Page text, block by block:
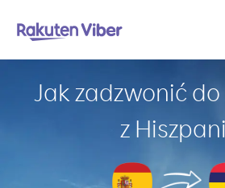
Jak zadzwonić
z